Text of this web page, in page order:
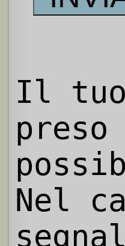
Il tuo
preso
Nel